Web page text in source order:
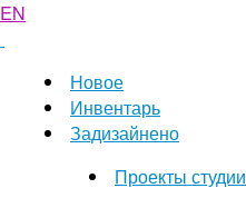
EN
Новое
Инвентарь
Задизайнено
Проекты студии